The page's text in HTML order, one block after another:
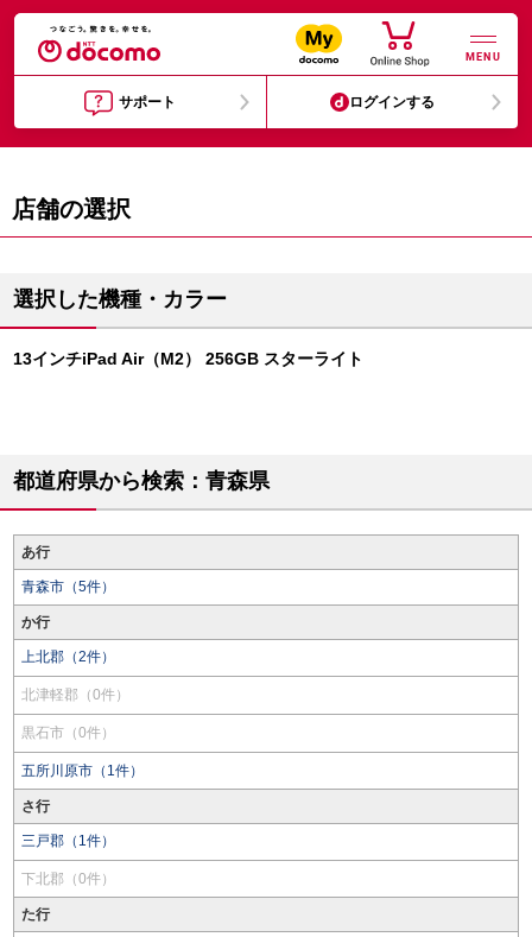
MENU
サポート ログインする
店舗の選択
選択した機種・カラー
13インチiPad Air（M2） 256GB スターライト
都道府県から検索：青森県
あ行
青森市（5件）
か行
上北郡（2件）
北津軽郡（0件）
黒石市（0件）
五所川原市（1件）
さ行
三戸郡（1件）
下北郡（0件）
た行